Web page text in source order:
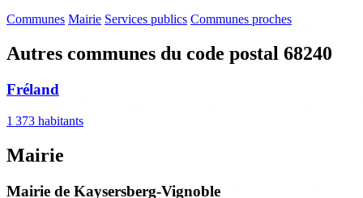
Communes Mairie Services publics Communes proches
Autres communes du code postal 68240
Fréland
1 373 habitants
Mairie
Mairie de Kaysersberg-Vignoble